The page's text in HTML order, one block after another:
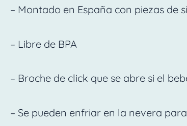
– Montado en España con piezas de
– Libre de BPA
– Broche de click que se abre si el
– Se pueden enfriar en la nevera